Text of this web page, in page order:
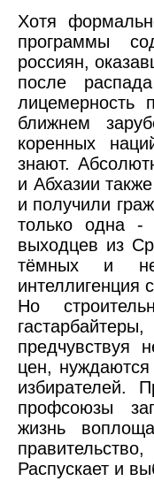
Хотя
программы
россиян,
после
лицемерность
ближнем
коренных
знают.
и Абхазии
и получили
только одна -
выходцев из
тёмных и
интеллигенция
Но
предчувствуя
цен,
избирателей.
профсоюзы
жизнь
Распускает и